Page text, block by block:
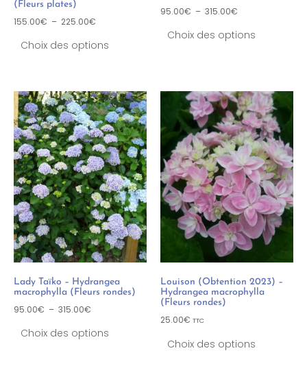
(Fleurs plates)
155.00€ – 225.00€
Choix des options
95.00€ – 315.00€
Choix des options
Lady Taïko – Hydrangea
macrophylla (Fleurs rondes)
95.00€ – 315.00€
Choix des options
Louison (Obtention 2023) –
Hydrangea macrophylla
(Fleurs rondes)
25.00€ TTC
Choix des options